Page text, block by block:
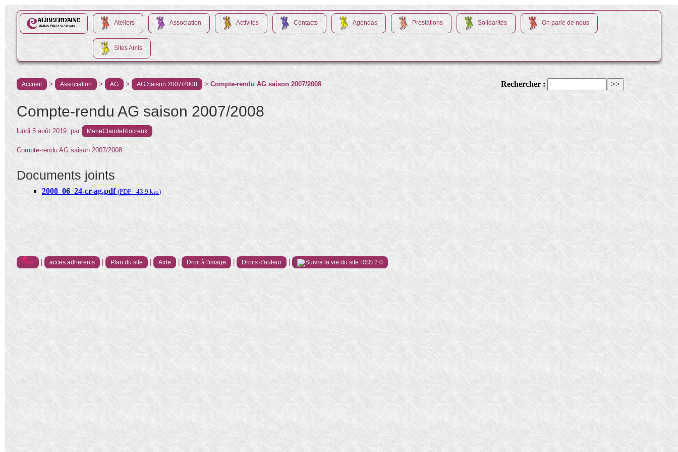
Ateliers Association Activités Contacts Agendas Prestations Solidarités On parle de nous
Sites Amis
Accueil > Association > AG > AG Saison 2007/2008 >Compte-rendu AG saison 2007/2008
Compte-rendu AG saison 2007/2008
lundi 5 août 2019,par MarieClaudeRiocreux
Compte-rendu AG saison 2007/2008
Documents joints
2008_06_24-cr-ag.pdf (PDF -43.9 kio)
Rechercher :
| acces adherents | Plan du site | Aide | Droit à l'image | Droits d'auteur | RSS 2.0